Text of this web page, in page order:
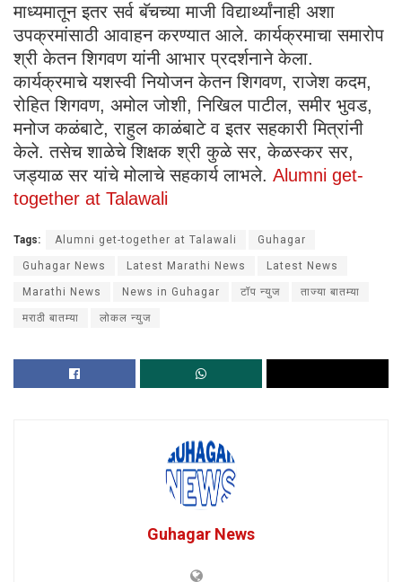
माध्यमातून इतर सर्व बॅचच्या माजी विद्यार्थ्यांनाही अशा
उपक्रमांसाठी आवाहन करण्यात आले. कार्यक्रमाचा समारोप
श्री केतन शिगवण यांनी आभार प्रदर्शनाने केला.
कार्यक्रमाचे यशस्वी नियोजन केतन शिगवण, राजेश कदम,
रोहित शिगवण, अमोल जोशी, निखिल पाटील, समीर भुवड,
मनोज कळंबाटे, राहुल काळंबाटे व इतर सहकारी मित्रांनी
केले. तसेच शाळेचे शिक्षक श्री कुळे सर, केळस्कर सर,
जड्याळ सर यांचे मोलाचे सहकार्य लाभले. Alumni get-
together at Talawali
Tags: Alumni get-together at Talawali Guhagar
Guhagar News Latest Marathi News Latest News
Marathi News News in Guhagar टॉप न्युज ताज्या बातम्या
मराठी बातम्या लोकल न्युज
Guhagar News